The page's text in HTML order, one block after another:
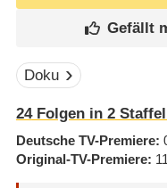
Doku
24Folgen in 2
Deutsche TV-Premiere
Original-TV-Premiere